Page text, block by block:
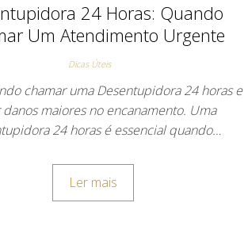
24 Horas: Quando
Um Atendimento Urgente
Dicas Úteis
chamar uma Desentupidora 24 horas e
danos maiores no encanamento. Uma
24 horas é essencial quando…
Ler mais